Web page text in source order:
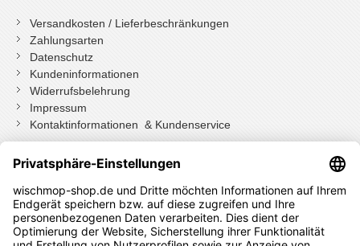
Versandkosten / Lieferbeschränkungen
Zahlungsarten
Datenschutz
Kundeninformationen
Widerrufsbelehrung
Impressum
Kontaktinformationen & Kundenservice
Wenn Sie mit Kundenkonto bestellt haben, können Sie sich
einloggen
und bei der Bestellung in Ihrem Konto den Widerrufen Button
drücken.